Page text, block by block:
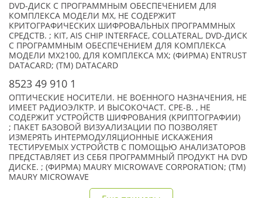
DVD-ДИСК С ПРОГРАММНЫМ ОБЕСПЕЧЕНИЕМ ДЛЯ
КОМПЛЕКСА МОДЕЛИ MX, НЕ СОДЕРЖИТ
КРИТОГРАФИЧЕСКИХ ШИФРОВАЛЬНЫХ ПРОГРАММНЫХ
СРЕДСТВ. ; KIT, AIS CHIP INTERFACE, COLLATERAL, DVD-ДИСК
С ПРОГРАММНЫМ ОБЕСПЕЧЕНИЕМ ДЛЯ КОМПЛЕКСА
МОДЕЛИ MX2100, ДЛЯ КОМПЛЕКСА MX; (ФИРМА) ENTRUST
DATACARD; (TM) DATACARD
8523 49 910 1
ОПТИЧЕСКИЕ НОСИТЕЛИ. НЕ ВОЕННОГО НАЗНАЧЕНИЯ, НЕ
ИМЕЕТ РАДИОЭЛКТР. И ВЫСОКОЧАСТ. СРЕ-В. , НЕ
СОДЕРЖИТ УСТРОЙСТВ ШИФРОВАНИЯ (КРИПТОГРАФИИ)
; ПАКЕТ БАЗОВОЙ ВИЗУАЛИЗАЦИИ ПО ПОЗВОЛЯЕТ
ИЗМЕРЯТЬ ИНТЕРМОДУЛЯЦИОННЫЕ ИСКАЖЕНИЯ
ТЕСТИРУЕМЫХ УСТРОЙСТВ С ПОМОЩЬЮ АНАЛИЗАТОРОВ
ПРЕДСТАВЛЯЕТ ИЗ СЕБЯ ПРОГРАММНЫЙ ПРОДУКТ НА DVD
ДИСКЕ. ; (ФИРМА) MAURY MICROWAVE CORPORATION; (TM)
MAURY MICROWAVE